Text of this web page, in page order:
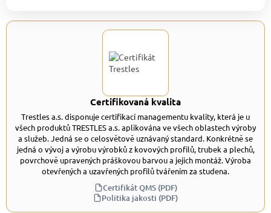
Certifikovaná kvalita
Trestles a.s. disponuje certifikací managementu kvality, která je u
všech produktů TRESTLES a.s. aplikována ve všech oblastech výroby
a služeb. Jedná se o celosvětově uznávaný standard. Konkrétně se
jedná o vývoj a výrobu výrobků z kovových profilů, trubek a plechů,
povrchově upravených práškovou barvou a jejich montáž. Výroba
otevřených a uzavřených profilů tvářením za studena.
Certifikát QMS (PDF)
Politika jakosti (PDF)